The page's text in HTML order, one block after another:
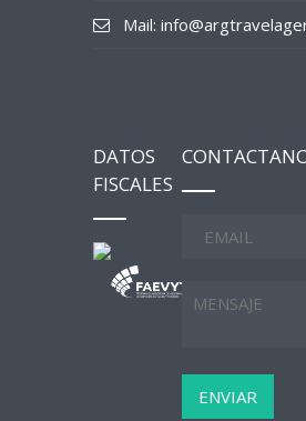
Mail:
DATOS
FISCALES